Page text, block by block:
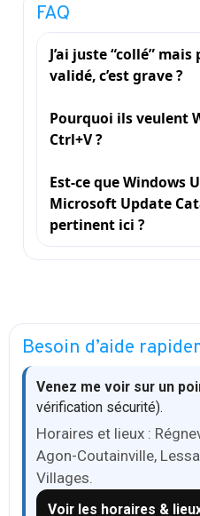
FAQ
J’ai juste “collé” mais
validé, c’est grave ?
Pourquoi ils veulent
Ctrl+V ?
Est-ce que Windows
Microsoft Update
pertinent ici ?
Besoin d’aide
Venez me voir sur un
vérification sécurité).
Horaires et lieux :
Agon-Coutainville,
Villages.
Voir les horaires &